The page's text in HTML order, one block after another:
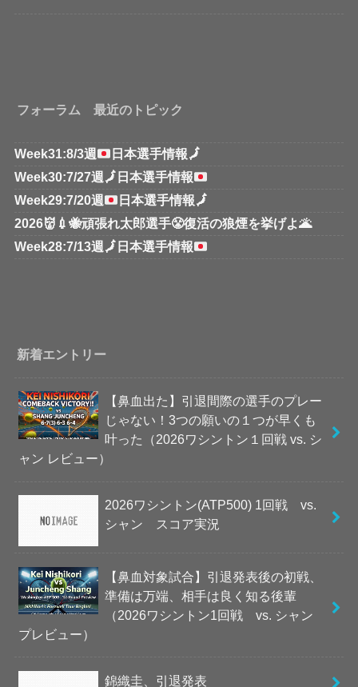
フォーラム 最近のトピック
Week31:8/3週 日本選手情報🗾
Week30:7/27週 🗾 日本選手情報
Week29:7/20週
日本選手情報🗾
2026👹💉🐝頑張れ太郎選手😤復活の狼煙を挙げよ🌋
Week28:7/13週 🗾 日本選手情報
新着エントリー
【鼻血出た】引退間際の選手のプレー
じゃない！3つの願いの１つが早くも
叶った（2026ワシントン１回戦 vs. シ
ャン レビュー）
2026ワシントン(ATP500) 1回戦 vs.
シャン スコア実況
【鼻血対象試合】引退発表後の初戦、
準備は万端、相手は良く知る後輩
（2026ワシントン1回戦 vs. シャン
プレビュー）
錦織圭、引退発表